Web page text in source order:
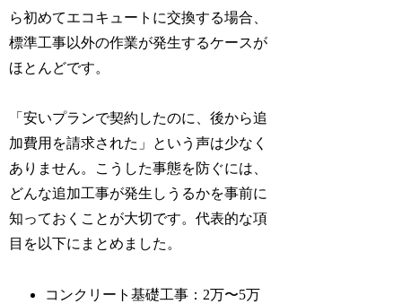
ら初めてエコキュートに交換する場合、
標準工事以外の作業が発生するケースが
ほとんどです。
「安いプランで契約したのに、後から追
加費用を請求された」という声は少なく
ありません。こうした事態を防ぐには、
どんな追加工事が発生しうるかを事前に
知っておくことが大切です。代表的な項
目を以下にまとめました。
コンクリート基礎工事：2万〜5万